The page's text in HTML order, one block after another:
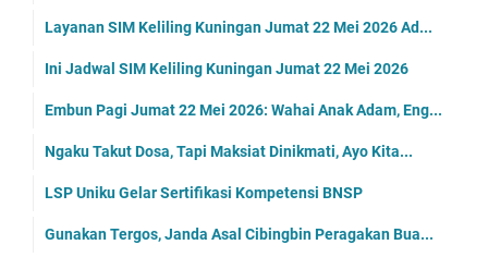
Layanan SIM Keliling Kuningan Jumat 22 Mei 2026 Ad...
Ini Jadwal SIM Keliling Kuningan Jumat 22 Mei 2026
Embun Pagi Jumat 22 Mei 2026: Wahai Anak Adam, Eng...
Ngaku Takut Dosa, Tapi Maksiat Dinikmati, Ayo Kita...
LSP Uniku Gelar Sertifikasi Kompetensi BNSP
Gunakan Tergos, Janda Asal Cibingbin Peragakan Bua...